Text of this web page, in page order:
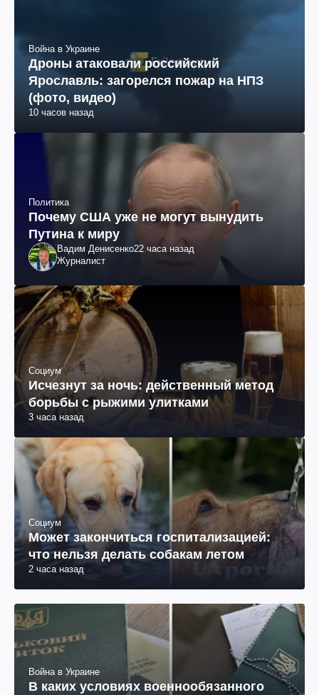
Война в Украине
Дроны атаковали российский
Ярославль: загорелся пожар на НПЗ
(фото, видео)
10 часов назад
Политика
Почему США уже не могут вынудить
Путина к миру
Вадим Денисенко22 часа назад
Журналист
Социум
Исчезнут за ночь: действенный метод
борьбы с рыжими улитками
3 часа назад
Социум
Может закончиться госпитализацией:
что нельзя делать собакам летом
2 часа назад
Война в Украине
В каких условиях военнообязанного